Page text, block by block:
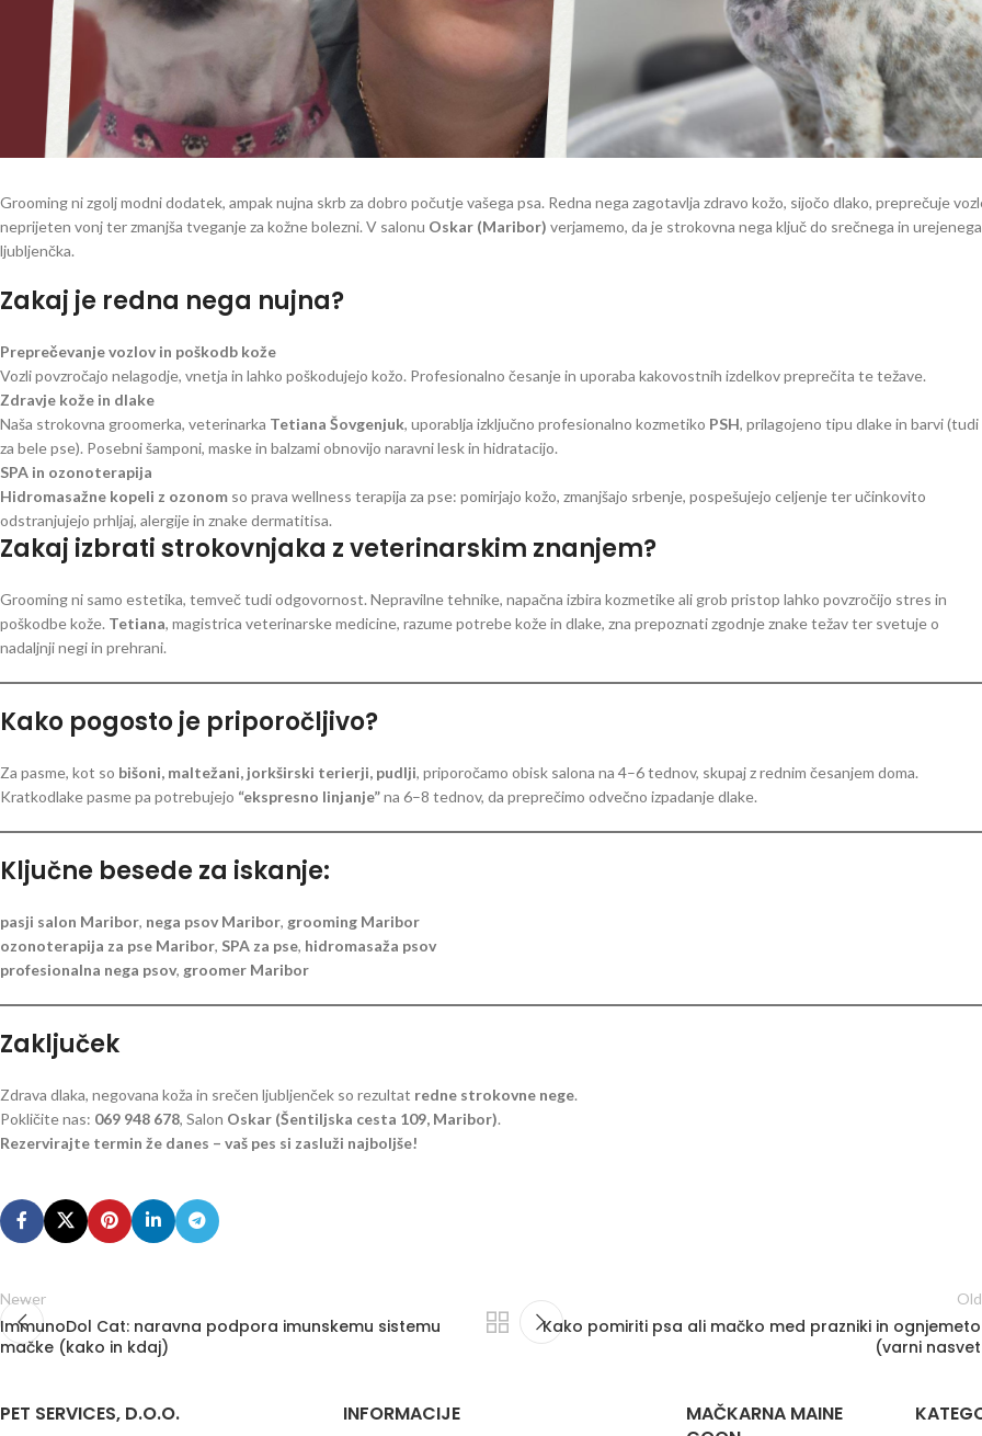
Grooming ni zgolj modni dodatek, ampak nujna skrb za dobro počutje vašega psa. Redna nega zagotavlja zdravo kožo, sijočo dlako, preprečuje
neprijeten vonj ter zmanjša tveganje za kožne bolezni. V salonu Oskar (Maribor) verjamemo, da je strokovna nega ključ do srečnega in urejenega
ljubljenčka.
Zakaj je redna nega nujna?
Preprečevanje vozlov in poškodb kože
Vozli povzročajo nelagodje, vnetja in lahko poškodujejo kožo. Profesionalno česanje in uporaba kakovostnih izdelkov preprečita te težave.
Zdravje kože in dlake
Naša strokovna groomerka, veterinarka Tetiana Šovgenjuk, uporablja izključno profesionalno kozmetiko PSH, prilagojeno tipu dlake in barvi (tudi
za bele pse). Posebni šamponi, maske in balzami obnovijo naravni lesk in hidratacijo.
SPA in ozonoterapija
Hidromasažne kopeli z ozonom so prava wellness terapija za pse: pomirjajo kožo, zmanjšajo srbenje, pospešujejo celjenje ter učinkovito
odstranjujejo prhljaj, alergije in znake dermatitisa.
Zakaj izbrati strokovnjaka z veterinarskim znanjem?
Grooming ni samo estetika, temveč tudi odgovornost. Nepravilne tehnike, napačna izbira kozmetike ali grob pristop lahko povzročijo stres in
poškodbe kože. Tetiana, magistrica veterinarske medicine, razume potrebe kože in dlake, zna prepoznati zgodnje znake težav ter svetuje o
nadaljnji negi in prehrani.
Kako pogosto je priporočljivo?
Za pasme, kot so bišoni, maltežani, jorkširski terierji, pudlji, priporočamo obisk salona na 4–6 tednov, skupaj z rednim česanjem doma.
Kratkodlake pasme pa potrebujejo “ekspresno linjanje”na 6–8 tednov, da preprečimo odvečno izpadanje dlake.
Ključne besede za iskanje:
pasji salon Maribor, nega psov Maribor, grooming Maribor
ozonoterapija za pse Maribor, SPA za pse, hidromasaža psov
profesionalna nega psov, groomer Maribor
Zaključek
Zdrava dlaka, negovana koža in srečen ljubljenček so rezultat redne strokovne nege.
Pokličite nas: 069 948 678, Salon Oskar (Šentiljska cesta 109, Maribor).
Rezervirajte termin že danes – vaš pes si zasluži najboljše!
Newer
ImmunoDol Cat: naravna podpora imunskemu sistemu
mačke (kako in kdaj)
Kako pomiriti psa ali mačko med prazniki in
(varni
PET SERVICES, D.O.O. INFORMACIJE
MAČKARNA MAINE